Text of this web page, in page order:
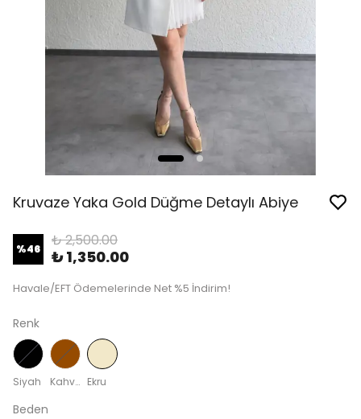
Kruvaze Yaka Gold Düğme Detaylı Abiye
%46 ₺ 2,500.00
₺ 1,350.00
Havale/EFT Ödemelerinde Net %5 İndirim!
Renk
Siyah Kahverengi Ekru
Beden